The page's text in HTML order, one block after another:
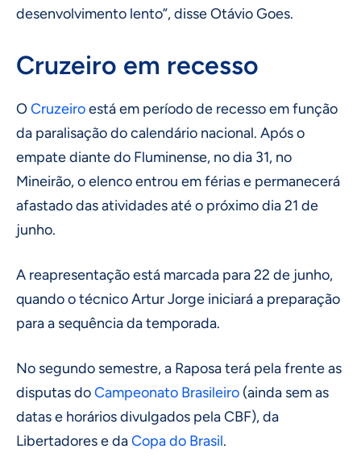
desenvolvimento lento”, disse Otávio Goes.
Cruzeiro em recesso
OCruzeiroestá em período de recesso em função
da paralisação do calendário nacional. Após o
empate diante do Fluminense, no dia 31, no
Mineirão, o elenco entrou em férias e permanecerá
afastado das atividades até o próximo dia 21 de
junho.
A reapresentação está marcada para 22 de junho,
quando o técnico Artur Jorge iniciará a preparação
para a sequência da temporada.
No segundo semestre, a Raposa terá pela frente as
disputas doCampeonato Brasileiro (ainda sem as
datas e horários divulgados pela CBF), da
Libertadores e daCopa do Brasil.